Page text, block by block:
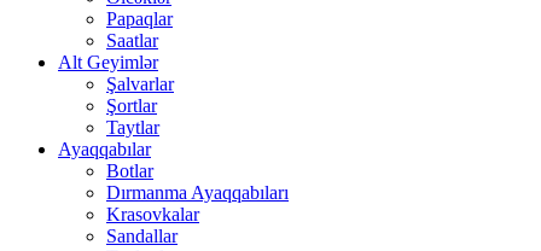
Papaqlar
Saatlar
Alt Geyimlər
Şalvarlar
Şortlar
Taytlar
Ayaqqabılar
Botlar
Dırmanma Ayaqqabıları
Krasovkalar
Sandallar